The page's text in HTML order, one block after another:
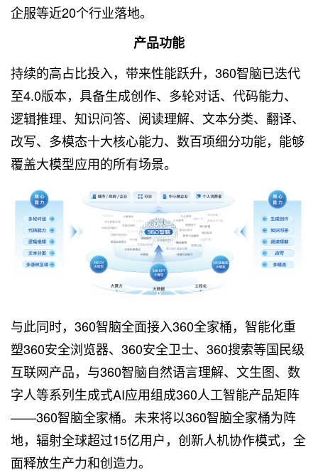
企服等近20个行业落地。
产品功能
持续的高占比投入，带来性能跃升，360智脑已迭代
至4.0版本，具备生成创作、多轮对话、代码能力、
逻辑推理、知识问答、阅读理解、文本分类、翻译、
改写、多模态十大核心能力、数百项细分功能，能够
覆盖大模型应用的所有场景。
与此同时，360智脑全面接入360全家桶，智能化重
塑360安全浏览器、360安全卫士、360搜索等国民级
互联网产品，与360智脑自然语言理解、文生图、数
字人等系列生成式AI应用组成360人工智能产品矩阵
——360智脑全家桶。未来将以360智脑全家桶为阵
地，辐射全球超过15亿用户，创新人机协作模式，全
面释放生产力和创造力。